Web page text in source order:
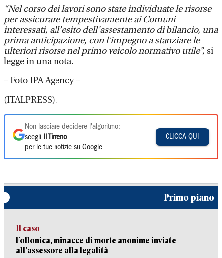
“Nel corso dei lavori sono state individuate le risorse
per assicurare tempestivamente ai Comuni
interessati, all’esito dell’assestamento di bilancio, una
prima anticipazione, con l’impegno a stanziare le
ulteriori risorse nel primo veicolo normativo utile”, si
legge in una nota.
– Foto IPA Agency –
(ITALPRESS).
Non lasciare decidere l'algoritmo:
scegli
Il Tirreno
per le tue notizie su Google
CLICCA QUI
Primo piano
Il caso
Follonica, minacce di morte anonime inviate
all’assessore alla legalità